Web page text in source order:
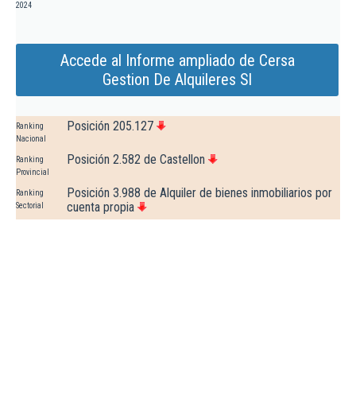
2024
Accede al Informe ampliado de Cersa
Gestion De Alquileres Sl
Ranking
Nacional
Posición 205.127
Ranking
Provincial
Posición 2.582 de Castellon
Ranking
Sectorial
Posición 3.988 de Alquiler de bienes inmobiliarios por
cuenta propia